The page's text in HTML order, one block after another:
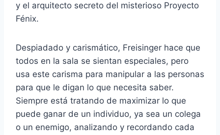
y el arquitecto secreto del misterioso Proyecto
Fénix.
Despiadado y carismático, Freisinger hace que
todos en la sala se sientan especiales, pero
usa este carisma para manipular a las personas
para que le digan lo que necesita saber.
Siempre está tratando de maximizar lo que
puede ganar de un individuo, ya sea un colega
o un enemigo, analizando y recordando cada